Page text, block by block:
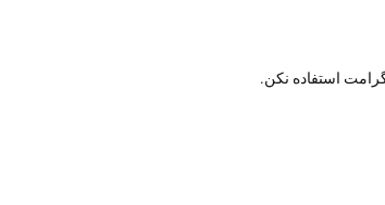
استفاده نکن.